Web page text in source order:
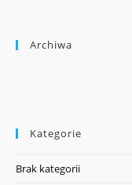
Archiwa
Kategorie
Brak kategorii